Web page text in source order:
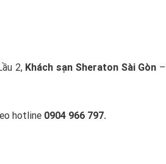
2, Khách sạn Sheraton Sài Gòn –
hotline 0904 966 797.